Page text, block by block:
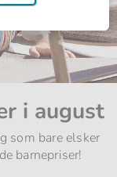
i august
som bare elsker
barnepriser!